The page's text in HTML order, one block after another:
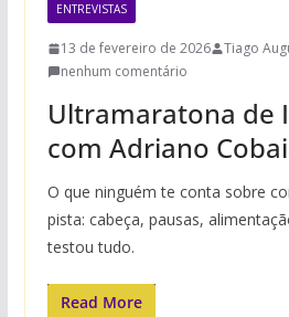
ENTREVISTAS
13 de fevereiro de 2026
Tiago
nenhum comentário
Ultramaratona de
com Adriano
O que ninguém te conta sobre
pista: cabeça, pausas,
testou tudo.
Read More